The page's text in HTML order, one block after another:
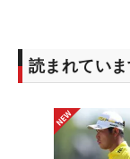
読まれてい